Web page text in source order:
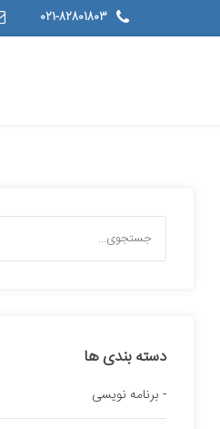
021-82801803
دسته بندی ها
برنامه نویسی